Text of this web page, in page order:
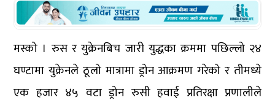
मस्को । रुस र युक्रेनबिच जारी युद्धका क्रममा पछिल्लो २४
घण्टामा युक्रेनले ठूलो मात्रामा ड्रोन आक्रमण गरेको र तीमध्ये
एक हजार ४५ वटा ड्रोन रुसी हवाई प्रतिरक्षा प्रणालीले